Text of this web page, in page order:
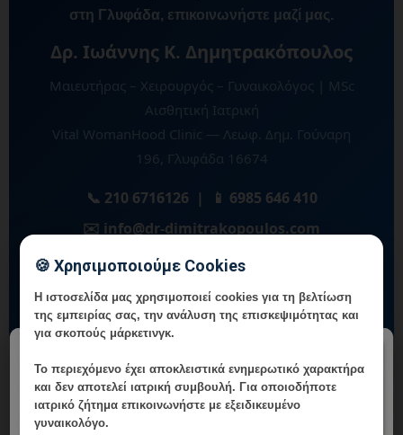
στη Γλυφάδα, επικοινωνήστε μαζί μας.
Δρ. Ιωάννης Κ. Δημητρακόπουλος
Μαιευτήρας – Χειρουργός – Γυναικολόγος | MSc
Αισθητική Ιατρική
Vital WomanHood Clinic — Λεωφ. Δημ. Γούναρη
196, Γλυφάδα 16674
📞 210 6716126 | 📱 6985 646 410
✉️ info@dr-dimitrakopoulos.com
Ιωάννης Κ. Δημητρακόπουλος
🍪 Χρησιμοποιούμε Cookies
Η ιστοσελίδα μας χρησιμοποιεί cookies για τη βελτίωση
της εμπειρίας σας, την ανάλυση της επισκεψιμότητας και
για σκοπούς μάρκετινγκ.
Το περιεχόμενο έχειαποκλειστικά ενημερωτικό χαρακτήρα
και δεν αποτελεί ιατρική συμβουλή. Για οποιοδήποτε
ιατρικό ζήτημα επικοινωνήστε με εξειδικευμένο
γυναικολόγο.